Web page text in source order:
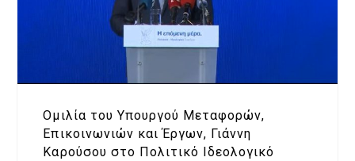
Ομιλία του Υπουργού Μεταφορών,
Επικοινωνιών και Έργων, Γιάννη
Καρούσου στο Πολιτικό Ιδεολογικό